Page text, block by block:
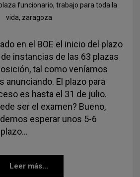
funcionario, trabajo para toda la
vida, zaragoza
en el BOE el inicio del plazo
instancias de las 63 plazas
tal como veníamos
anunciando. El plazo para
es hasta el 31 de julio.
ser el examen? Bueno,
esperar unos 5-6
Leer más...